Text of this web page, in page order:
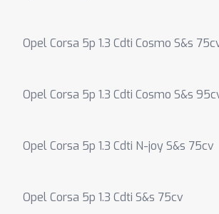
Opel Corsa 5p 1.3 Cdti Cosmo S&s
Opel Corsa 5p 1.3 Cdti Cosmo S&s
Opel Corsa 5p 1.3 Cdti N-joy S&s 75cv
Opel Corsa 5p 1.3 Cdti S&s 75cv